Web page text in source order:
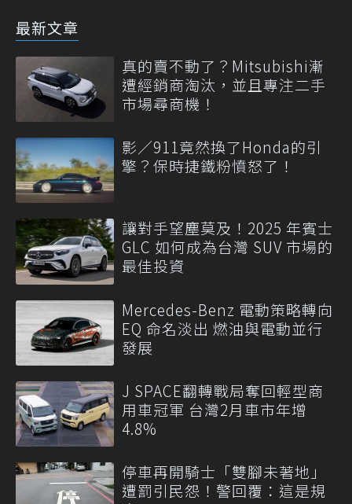
最新文章
真的賣不動了？Mitsubishi漸
遭經銷商淘汰，並且專注二手
市場尋商機！
影／911竟然換了Honda的引
擎？保時捷鐵粉憤怒了！
讓對手望塵莫及！2025 年賓士
GLC 如何成為台灣 SUV 市場的
最佳投資
Mercedes-Benz 電動策略轉向
EQ 命名淡出 燃油與電動並行
發展
J SPACE翻轉戰局奪回輕型商
用車冠軍 台灣2月車市年增
4.8%
停車再開騎士「雙腳未著地」
遭罰引民怨！警回覆：這是規